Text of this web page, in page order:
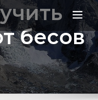
бесов